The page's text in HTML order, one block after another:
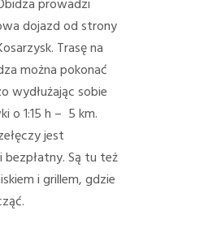
prowadzi
dojazd od strony
Trasę na
można pokonać
wydłużając sobie
o 1:15 h – 5 km.
jest
bezpłatny. Są tu też
i grillem, gdzie